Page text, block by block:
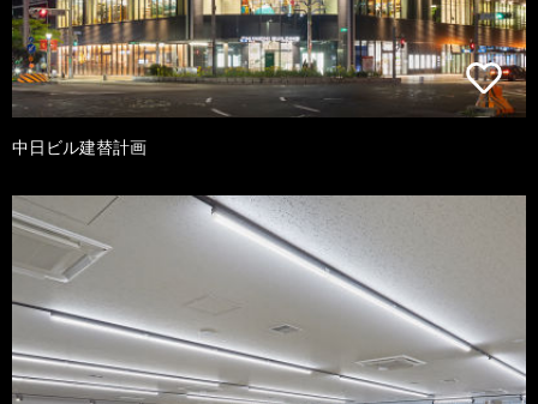
中日ビル建替計画